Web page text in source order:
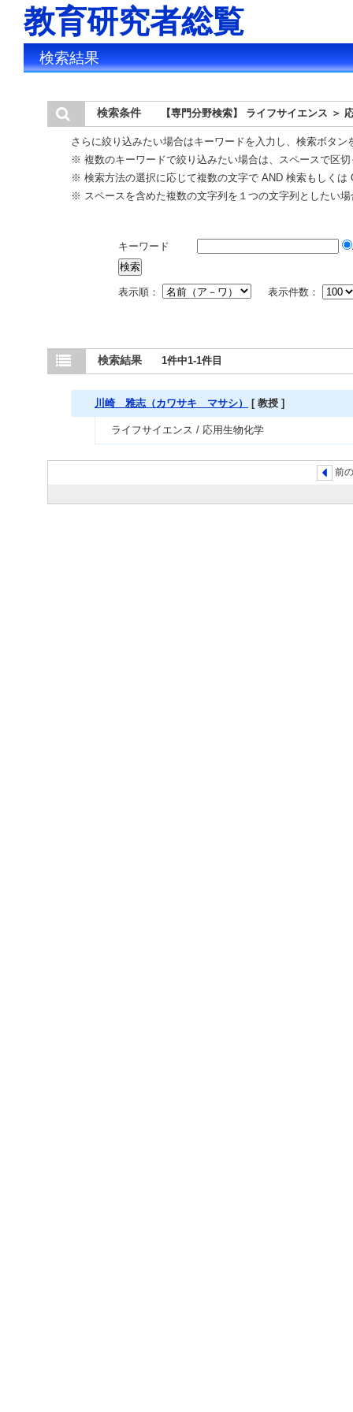
教育研究者総覧
検索結果
検索条件 【専門分野検索】 ライフサイエンス ＞
さらに絞り込みたい場合はキーワードを入力し、検索ボタ
※ 複数のキーワードで絞り込みたい場合は、スペースで区
※ 検索方法の選択に応じて複数の文字で AND 検索もしくは
※ スペースを含めた複数の文字列を１つの文字列としたい
キーワード
表示順： 表示件数：
検索結果 1件中1-1件目
川崎 雅志（カワサキ マサシ） [ 教授 ]
ライフサイエンス / 応用生物化学
前